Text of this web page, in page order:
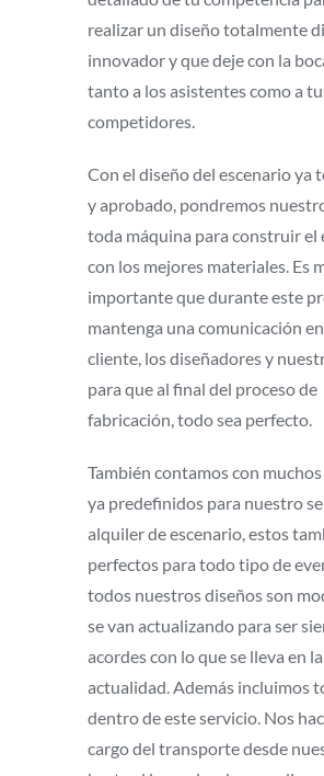
realizar un diseño totalmente
innovador y que deje con la
tanto a los asistentes como a
competidores.
Con el diseño del escenario ya
y aprobado, pondremos
toda máquina para construir el
con los mejores materiales. Es
importante que durante este
mantenga una comunicación
cliente, los diseñadores y
para que al final del proceso de
fabricación, todo sea perfecto.
También contamos con
ya predefinidos para nuestro
alquiler de escenario, estos
perfectos para todo tipo de
todos nuestros diseños son
se van actualizando para ser
acordes con lo que se lleva en la
actualidad. Además incluimos
dentro de este servicio. Nos
cargo del transporte desde